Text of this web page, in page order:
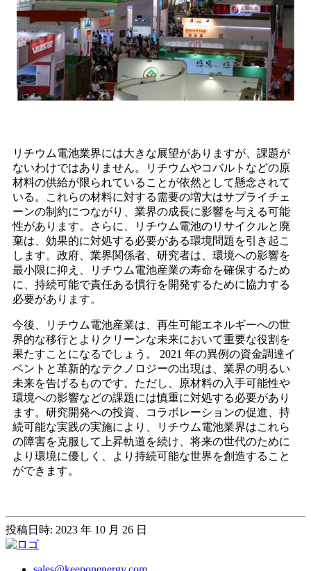
リチウム電池業界には大きな展望がありますが、課題が
ないわけではありません。リチウムやコバルトなどの原
材料の供給が限られていることが依然として懸念されて
いる。これらの材料に対する需要の増大はサプライチェ
ーンの制約につながり、業界の成長に影響を与える可能
性があります。さらに、リチウム電池のリサイクルと廃
棄は、効果的に対処する必要がある環境問題を引き起こ
します。政府、業界関係者、研究者は、環境への影響を
最小限に抑え、リチウム電池産業の寿命を確保するため
に、持続可能で責任ある慣行を開発するために協力する
必要があります。
今後、リチウム電池産業は、再生可能エネルギーへの世
界的な移行とよりクリーンな未来において重要な役割を
果たすことになるでしょう。 2021 年の異例の資金調達イ
ベントと革新的なテクノロジーの出現は、業界の明るい
未来を告げるものです。ただし、原材料の入手可能性や
環境への影響などの課題には慎重に対処する必要があり
ます。研究開発への投資、コラボレーションの促進、持
続可能な実践の実施により、リチウム電池業界はこれら
の障害を克服して上昇軌道を続け、将来の世代のために
より環境に優しく、より持続可能な世界を創造すること
ができます。
投稿日時: 2023 年 10 月 26 日